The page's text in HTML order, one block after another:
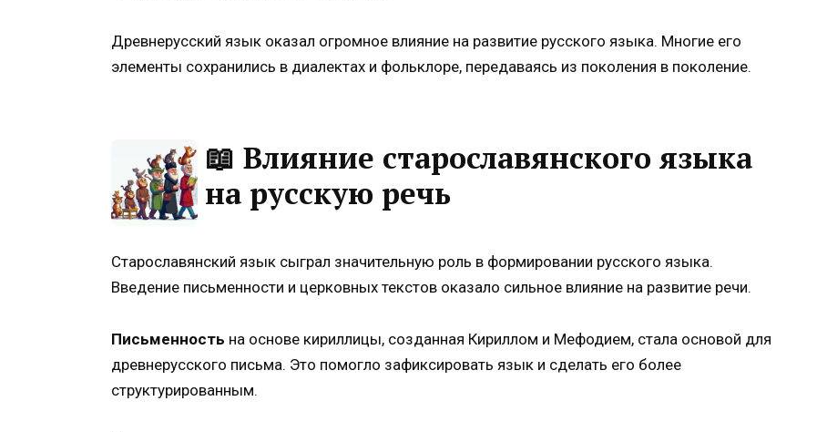
Древнерусский язык оказал огромное влияние на развитие русского языка. Многие его
элементы сохранились в диалектах и фольклоре, передаваясь из поколения в поколение.
📖 Влияние старославянского языка
на русскую речь
Старославянский язык сыграл значительную роль в формировании русского языка.
Введение письменности и церковных текстов оказало сильное влияние на развитие речи.
Письменность на основе кириллицы, созданная Кириллом и Мефодием, стала основой для
древнерусского письма. Это помогло зафиксировать язык и сделать его более
структурированным.